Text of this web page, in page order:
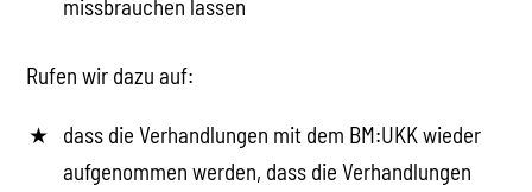
missbrauchen lassen
Rufen wir dazu auf:
dass die Verhandlungen mit dem BM:UKK wieder
aufgenommen werden, dass die Verhandlungen